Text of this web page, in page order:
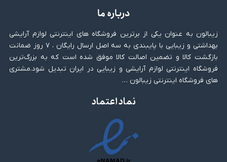
درباره ما
زیبالون به عنوان یکی از برترین فروشگاه های اینترنتی لوازم آرایشی
بهداشتی و زیبایی با پایبندی به سه اصل ارسال رایگان ، ۷ روز ضمانت
بازگشت کالا و تضمین اصالت کالا موفق شده است که به بزرگ‌ترین
فروشگاه اینترنتی لوازم آرایشی و زیبایی در ایران تبدیل شود.مشتری
های فروشگاه اینترنتی زیبالون …
نماد اعتماد